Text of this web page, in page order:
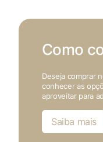
Como
Deseja comprar
conhecer as
aproveitar para
Saiba mais